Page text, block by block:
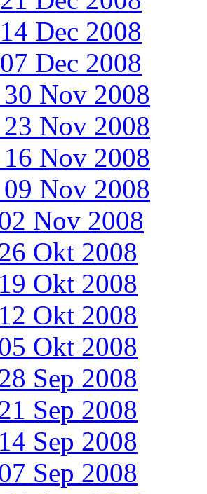
Dec 2008
Dec 2008
Nov 2008
Nov 2008
Nov 2008
Nov 2008
Nov 2008
Okt 2008
Okt 2008
Okt 2008
Okt 2008
Sep 2008
Sep 2008
Sep 2008
Sep 2008